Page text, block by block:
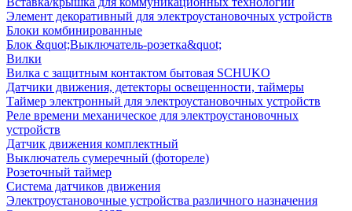
Элемент декоративный для электроустановочных устройств
Блоки комбинированные
Блок &quot;Выключатель-розетка&quot;
Вилки
Вилка с защитным контактом бытовая SCHUKO
Датчики движения, детекторы освещенности, таймеры
Таймер электронный для электроустановочных устройств
Реле времени механическое для электроустановочных
устройств
Датчик движения комплектный
Выключатель сумеречный (фотореле)
Розеточный таймер
Система датчиков движения
Электроустановочные устройства различного назначения